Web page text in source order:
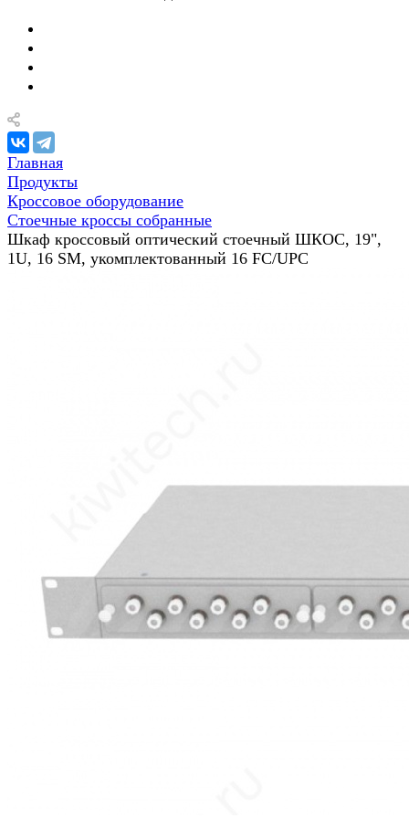
Главная
Продукты
Кроссовое оборудование
Стоечные кроссы собранные
Шкаф кроссовый оптический стоечный ШКОС, 19",
1U, 16 SM, укомплектованный 16 FC/UPC